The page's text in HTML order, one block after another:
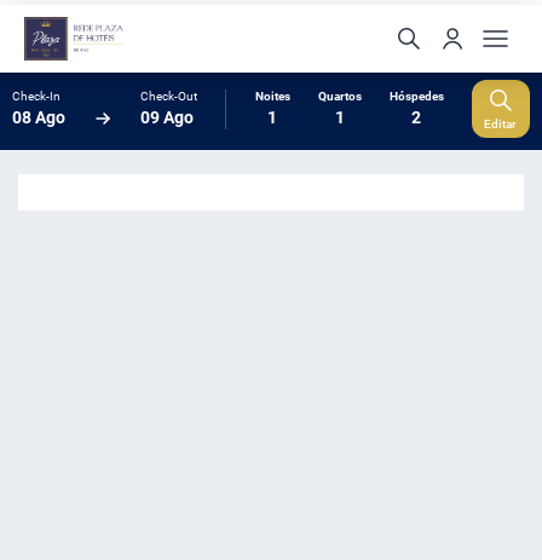
Check-In
08 Ago
Check-Out
09 Ago
Noites
1
Quartos
1
Hóspedes
2 Editar